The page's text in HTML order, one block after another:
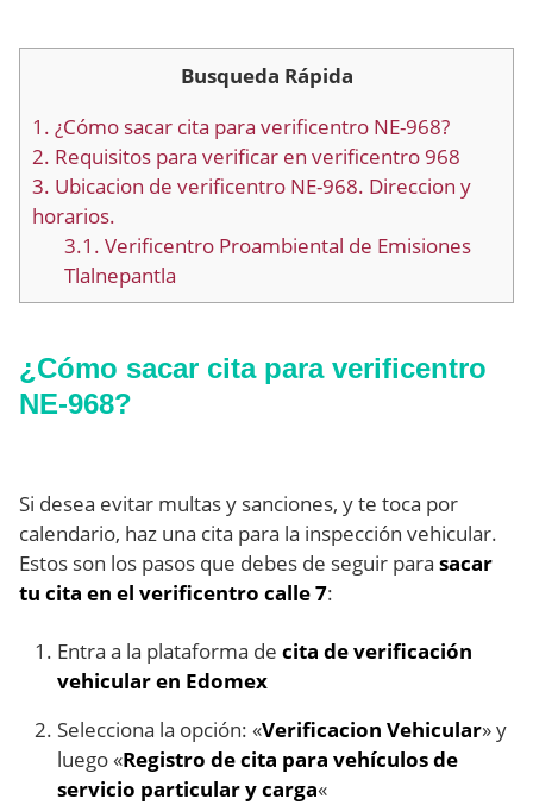
Busqueda Rápida
1. ¿Cómo sacar cita para verificentro NE-968?
2. Requisitos para verificar en verificentro 968
3. Ubicacion de verificentro NE-968. Direccion y
horarios.
3.1. Verificentro Proambiental de Emisiones
Tlalnepantla
¿Cómo sacar cita para verificentro
NE-968?
Si desea evitar multas y sanciones, y te toca por
calendario, haz una cita para la inspección vehicular.
Estos son los pasos que debes de seguir para sacar
tu cita en el verificentro calle 7:
Entra a la plataforma de cita de verificación
vehicular en Edomex
Selecciona la opción: «Verificacion Vehicular» y
luego «Registro de cita para vehículos de
servicio particular y carga«